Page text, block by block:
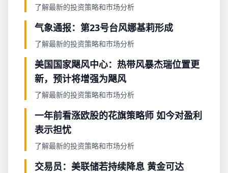
了解最新的投资策略和市场分析
气象通报：第23号台风娜基莉形成
了解最新的投资策略和市场分析
美国国家飓风中心：热带风暴杰瑞位置更
新，预计将增强为飓风
了解最新的投资策略和市场分析
一年前看涨欧股的花旗策略师 如今对盈利
表示担忧
了解最新的投资策略和市场分析
交易员：美联储若持续降息 黄金可达